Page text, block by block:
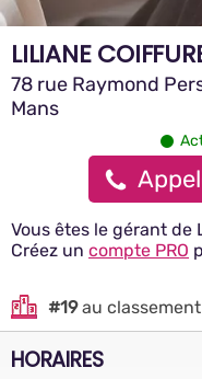
LILIANE
78 rue Raymond
Mans
Vous êtes le gérant de
Créez un compte PRO
#19au
HORAIRES